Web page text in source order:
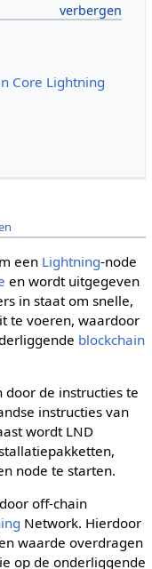
Core Lightning
een Lightning-node
en wordt uitgegeven
in staat om snelle,
te voeren, waardoor
blockchain
door de instructies te
instructies van
wordt LND
node te starten.
off-chain
Network. Hierdoor
waarde overdragen
op de onderliggende